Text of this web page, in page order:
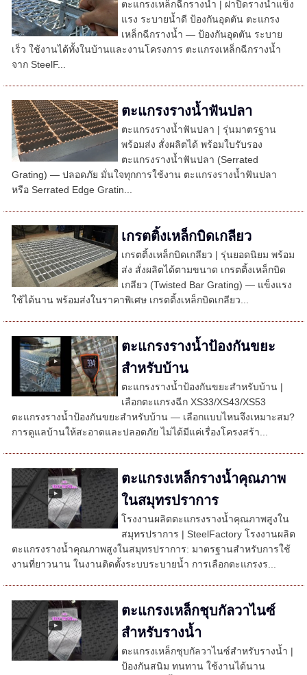
ตะแกรงเหล็กฉีกรางน้ำ | ฝาปิดรางน้ำแข็ง
แรง ระบายน้ำดี ป้องกันอุดตัน ตะแกรง
เหล็กฉีกรางน้ำ — ป้องกันอุดตัน ระบาย
เร็ว ใช้งานได้ทั้งในบ้านและงานโครงการ ตะแกรงเหล็กฉีกรางน้ำ
จาก SteelF...
ตะแกรงรางน้ำฟันปลา
ตะแกรงรางน้ำฟันปลา | รุ่นมาตรฐาน
พร้อมส่ง สั่งผลิตได้ พร้อมใบรับรอง
ตะแกรงรางน้ำฟันปลา (Serrated
Grating) — ปลอดภัย มั่นใจทุกการใช้งาน ตะแกรงรางน้ำฟันปลา
หรือ Serrated Edge Gratin...
เกรตติ้งเหล็กบิดเกลียว
เกรตติ้งเหล็กบิดเกลียว | รุ่นยอดนิยม พร้อม
ส่ง สั่งผลิตได้ตามขนาด เกรตติ้งเหล็กบิด
เกลียว (Twisted Bar Grating) — แข็งแรง
ใช้ได้นาน พร้อมส่งในราคาพิเศษ เกรตติ้งเหล็กบิดเกลียว...
ตะแกรงรางน้ำป้องกันขยะ
สำหรับบ้าน
ตะแกรงรางน้ำป้องกันขยะสำหรับบ้าน |
เลือกตะแกรงฉีก XS33/XS43/XS53
ตะแกรงรางน้ำป้องกันขยะสำหรับบ้าน — เลือกแบบไหนจึงเหมาะสม?
การดูแลบ้านให้สะอาดและปลอดภัย ไม่ได้มีแค่เรื่องโครงสร้า...
ตะแกรงเหล็กรางน้ำคุณภาพ
ในสมุทรปราการ
โรงงานผลิตตะแกรงรางน้ำคุณภาพสูงใน
สมุทรปราการ | SteelFactory โรงงานผลิต
ตะแกรงรางน้ำคุณภาพสูงในสมุทรปราการ: มาตรฐานสำหรับการใช้
งานที่ยาวนาน ในงานติดตั้งระบบระบายน้ำ การเลือกตะแกรงร...
ตะแกรงเหล็กชุบกัลวาไนซ์
สำหรับรางน้ำ
ตะแกรงเหล็กชุบกัลวาไนซ์สำหรับรางน้ำ |
ป้องกันสนิม ทนทาน ใช้งานได้นาน